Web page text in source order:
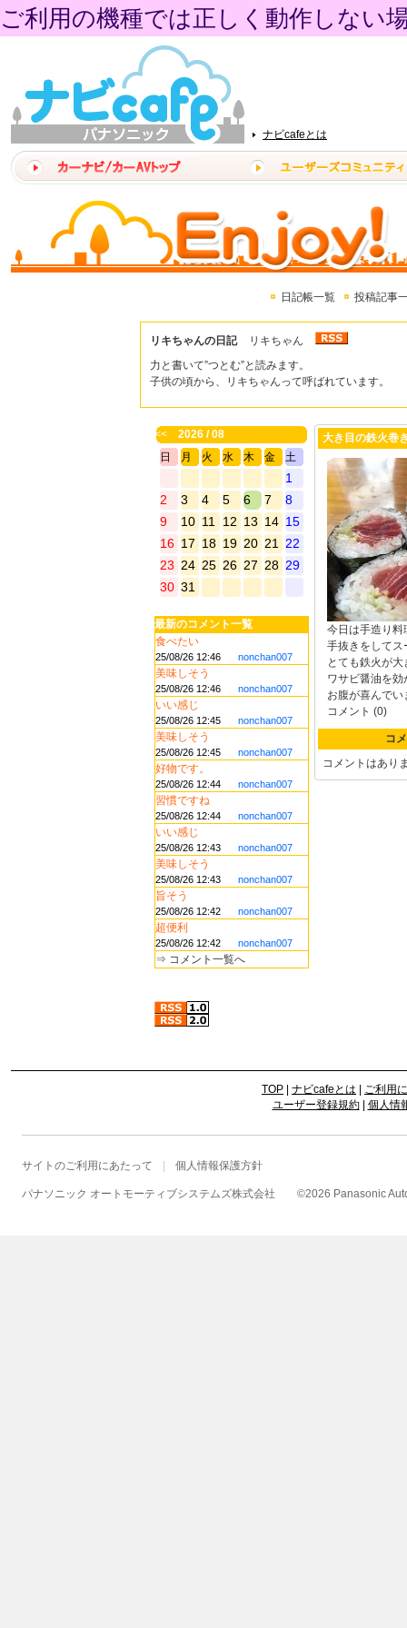
ご利用の機種では正しく動作しない
ナビcafeとは
日記帳一覧 投稿記事
リキちゃんの日記
リキちゃん
力と書いて”つとむ”と読みます。
子供の頃から、リキちゃんって呼ばれています。
<<
2026 / 08
日
月 火 水 木 金 土
1
2
3 4 5 6 7
8
9
10 11 12 13 14 15
16 17 18 19 20 21
22
23 24 25 26 27 28 29
30 31
最新のコメント一覧
食べたい
25/08/26 12:46 nonchan007
美味しそう
25/08/26 12:46 nonchan007
いい感じ
25/08/26 12:45 nonchan007
美味しそう
25/08/26 12:45 nonchan007
好物です。
25/08/26 12:44 nonchan007
習慣ですね
25/08/26 12:44 nonchan007
いい感じ
25/08/26 12:43 nonchan007
美味しそう
25/08/26 12:43 nonchan007
旨そう
25/08/26 12:42 nonchan007
超便利
25/08/26 12:42 nonchan007
⇒ コメント一覧へ
大き目の鉄火巻
今日は手造り料
手抜きをしてス
とても鉄火が
ワサビ醤油を
お腹が喜んでい
コメント (0)
コ
コメントはあり
TOP ナビcafeとは
ご利用
ユーザー登録規約| 個人情
サイトのご利用にあたって 個人情報保護方針
パナソニック オートモーティブシステムズ株式会社 ©2026 Panasonic